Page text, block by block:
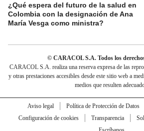
¿Qué espera del futuro de la salud en
Colombia con la designación de Ana
María Vesga como ministra?
© CARACOL S.A. Todos los
CARACOL S.A. realiza una reserva expresa de las
y otras prestaciones accesibles desde este sitio web a
medios que resulten
Aviso legal Política de Protección de Datos
Configuración de cookies
Transparencia